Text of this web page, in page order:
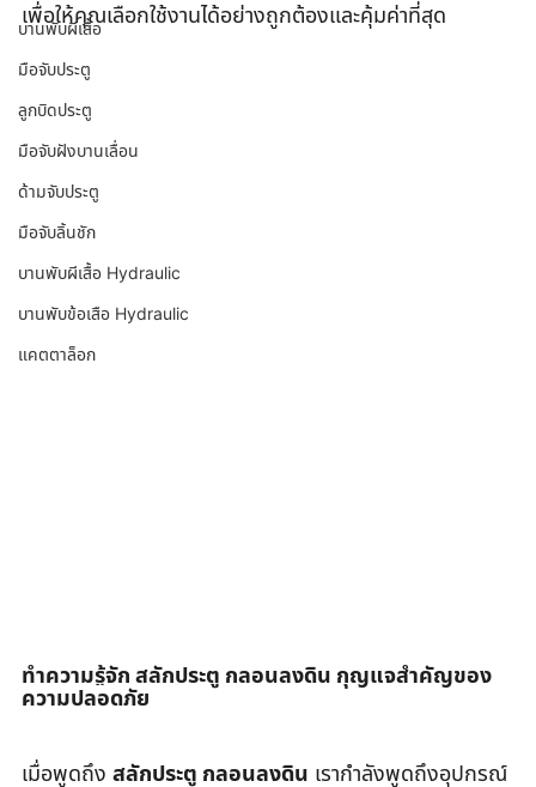
บานพับผีเสื้อ
มือจับประตู
ลูกบิดประตู
มือจับฝังบานเลื่อน
ด้ามจับประตู
มือจับลิ้นชัก
บานพับผีเสื้อ Hydraulic
บานพับข้อเสือ Hydraulic
แคตตาล็อก
เพื่อให้คุณเลือกใช้งานได้อย่างถูกต้องและคุ้มค่าที่สุด
ทำความรู้จัก สลักประตู กลอนลงดิน กุญแจสำคัญของ
ความปลอดภัย
เมื่อพูดถึง สลักประตู กลอนลงดิน เรากำลังพูดถึงอุปกรณ์